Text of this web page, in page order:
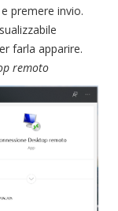
premere invio.
farla apparire.
remoto